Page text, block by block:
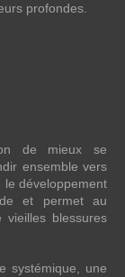
profondes.
de mieux se
ensemble vers
le développement
et permet au
vieilles blessures
systémique, une